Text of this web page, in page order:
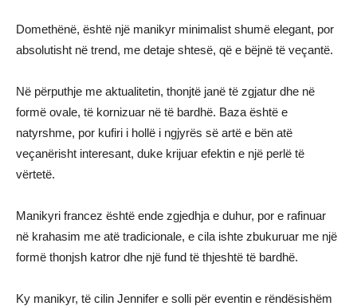
Domethënë, është një manikyr minimalist shumë elegant, por
absolutisht në trend, me detaje shtesë, që e bëjnë të veçantë.
Në përputhje me aktualitetin, thonjtë janë të zgjatur dhe në
formë ovale, të kornizuar në të bardhë. Baza është e
natyrshme, por kufiri i hollë i ngjyrës së artë e bën atë
veçanërisht interesant, duke krijuar efektin e një perlë të
vërtetë.
Manikyri francez është ende zgjedhja e duhur, por e rafinuar
në krahasim me atë tradicionale, e cila ishte zbukuruar me një
formë thonjsh katror dhe një fund të thjeshtë të bardhë.
Ky manikyr, të cilin Jennifer e solli për eventin e rëndësishëm